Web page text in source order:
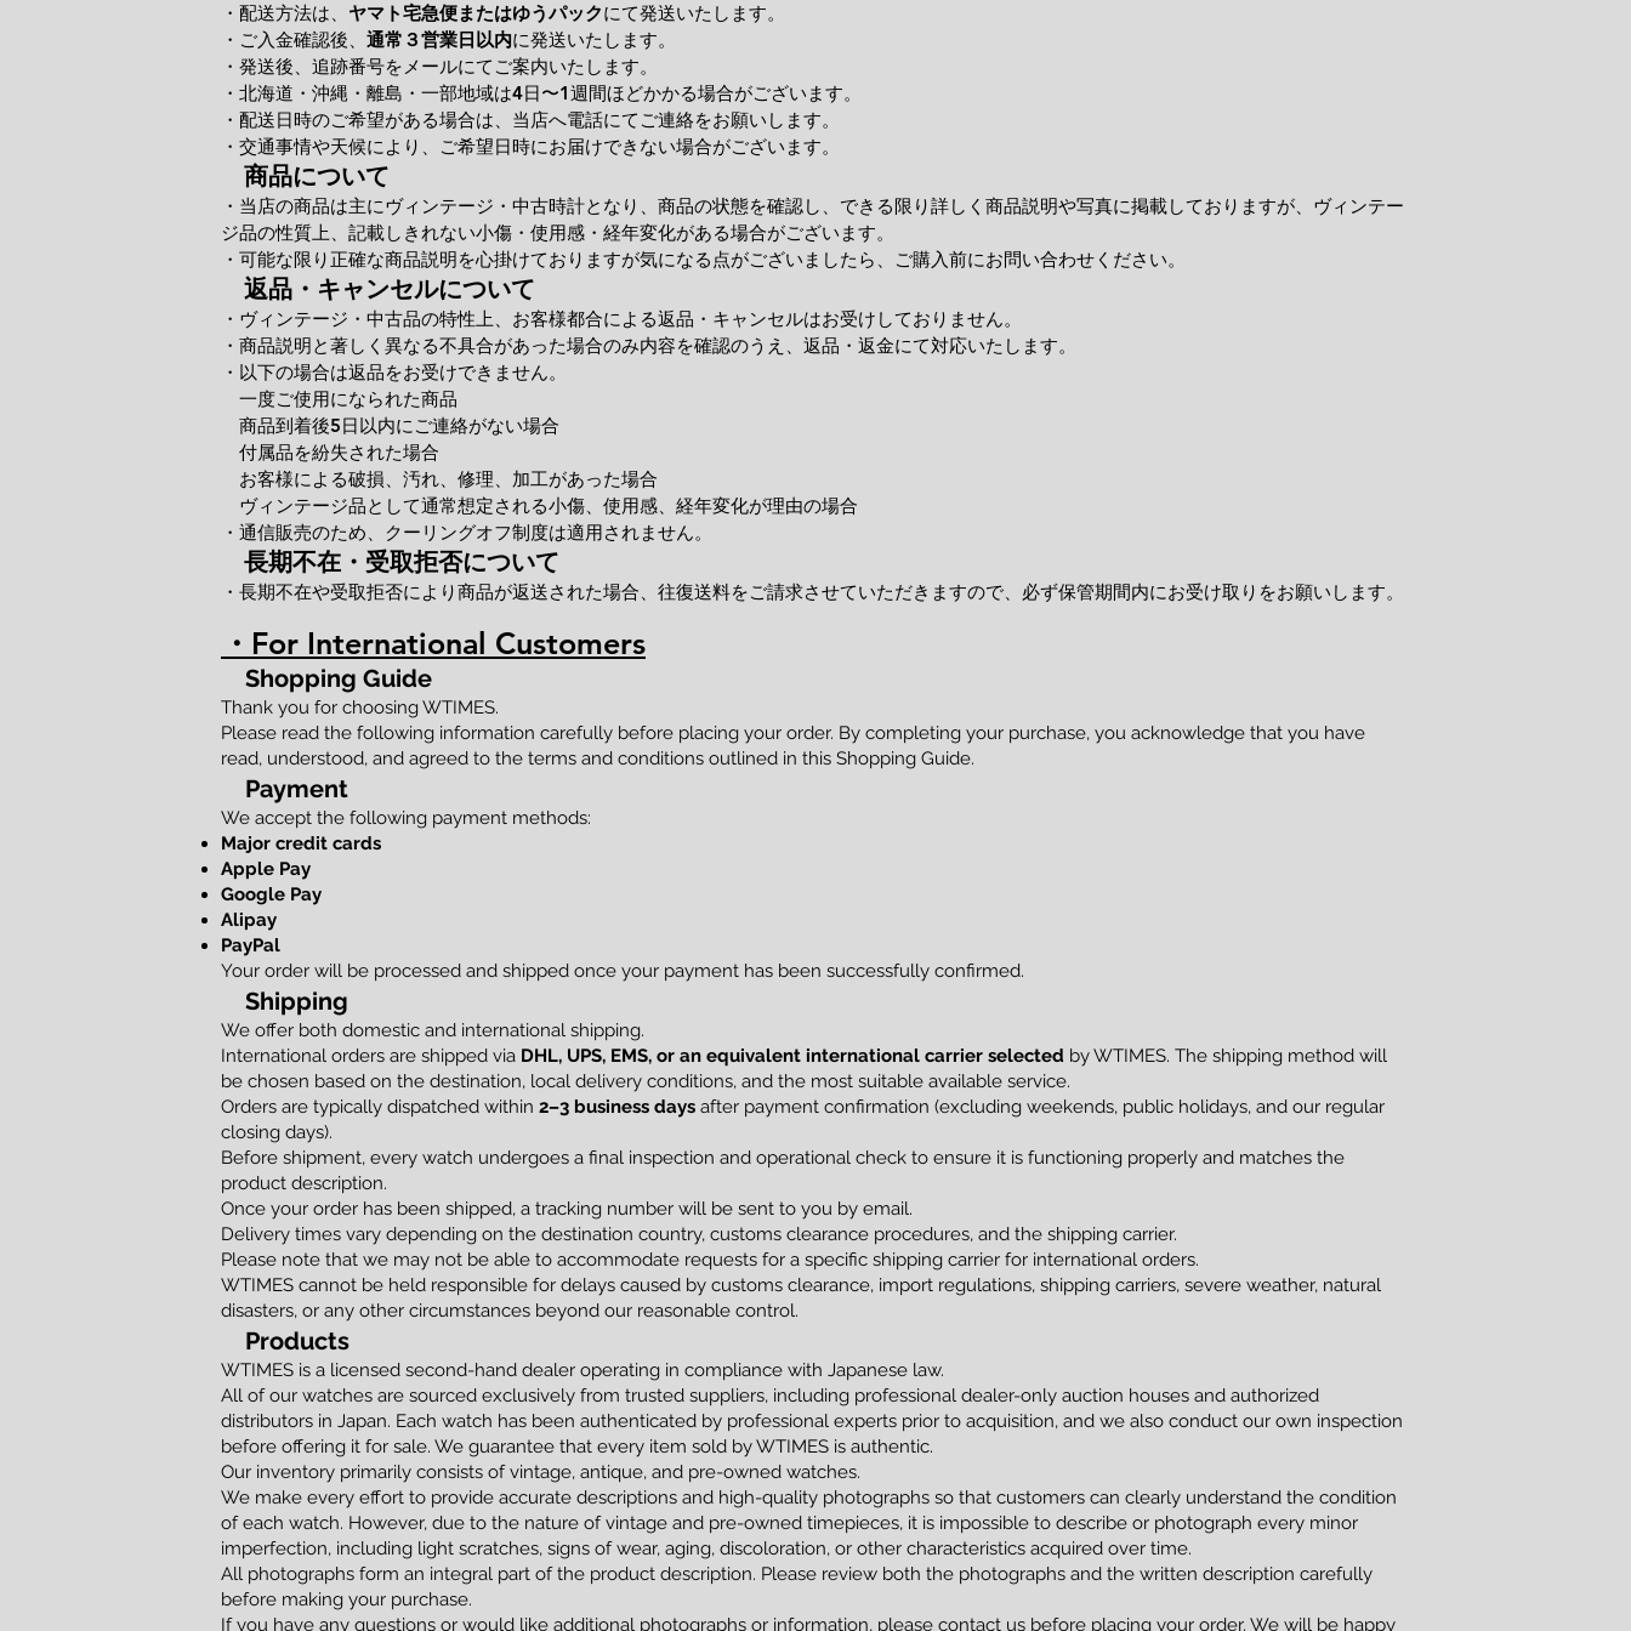
・配送方法は、 ヤマト宅急便またはゆうパックにて発送いたします。
・ご入金確認後、 通常３営業日以内に発送いたします。
・発送後、追跡番号をメールにてご案内いたします。
・北海道・沖縄・離島・一部地域は4日〜1週間ほどかかる場合がございます。
・配送日時のご希望がある場合は、当店へ電話にてご連絡をお願いします。
・交通事情や天候により、ご希望日時にお届けできない場合がございます。
商品について
・当店の商品は主にヴィンテージ・中古時計となり、商品の状態を確認し、できる限り詳しく商品説明や写真に掲載しておりますが、ヴィンテー
ジ品の性質上、記載しきれない小傷・使用感・経年変化がある場合がございます。
・可能な限り正確な商品説明を心掛けておりますが気になる点がございましたら、ご購入前にお問い合わせください。
返品・キャンセルについて
・ヴィンテージ・中古品の特性上、お客様都合による返品・キャンセルはお受けしておりません。
・商品説明と著しく異なる不具合があった場合のみ内容を確認のうえ、返品・返金にて対応いたします。
・以下の場合は返品をお受けできません。
一度ご使用になられた商品
商品到着後5日以内にご連絡がない場合
付属品を紛失された場合
お客様による破損、汚れ、修理、加工があった場合
ヴィンテージ品として通常想定される小傷、使用感、経年変化が理由の場合
・通信販売のため、クーリングオフ制度は適用されません。
長期不在・受取拒否について
・長期不在や受取拒否により商品が返送された場合、往復送料をご請求させていただきますので、必ず保管期間内にお受け取りをお願いします。
・For International Customers
Shopping Guide
Thank you for choosing WTIMES.
Please read the following information carefully before placing your order. By completing your purchase, you acknowledge that you have
read, understood, and agreed to the terms and conditions outlined in this Shopping Guide.
Payment
We accept the following payment methods:
Major credit cards
Apple Pay
Google Pay
Alipay
PayPal
Your order will be processed and shipped once your payment has been successfully confirmed.
Shipping
We offer both domestic and international shipping.
International orders are shipped via DHL, UPS, EMS, or an equivalent international carrier selected by WTIMES. The shipping method will
be chosen based on the destination, local delivery conditions, and the most suitable available service.
Orders are typically dispatched within 2–3 business days after payment confirmation (excluding weekends, public holidays, and our regular
closing days).
Before shipment, every watch undergoes a final inspection and operational check to ensure it is functioning properly and matches the
product description.
Once your order has been shipped, a tracking number will be sent to you by email.
Delivery times vary depending on the destination country, customs clearance procedures, and the shipping carrier.
Please note that we may not be able to accommodate requests for a specific shipping carrier for international orders.
WTIMES cannot be held responsible for delays caused by customs clearance, import regulations, shipping carriers, severe weather, natural
disasters, or any other circumstances beyond our reasonable control.
Products
WTIMES is a licensed second-hand dealer operating in compliance with Japanese law.
All of our watches are sourced exclusively from trusted suppliers, including professional dealer-only auction houses and authorized
distributors in Japan. Each watch has been authenticated by professional experts prior to acquisition, and we also conduct our own inspection
before offering it for sale. We guarantee that every item sold by WTIMES is authentic.
Our inventory primarily consists of vintage, antique, and pre-owned watches.
We make every effort to provide accurate descriptions and high-quality photographs so that customers can clearly understand the condition
of each watch. However, due to the nature of vintage and pre-owned timepieces, it is impossible to describe or photograph every minor
imperfection, including light scratches, signs of wear, aging, discoloration, or other characteristics acquired over time.
All photographs form an integral part of the product description. Please review both the photographs and the written description carefully
before making your purchase.
If you have any questions or would like additional photographs or information, please contact us before placing your order. We will be happy